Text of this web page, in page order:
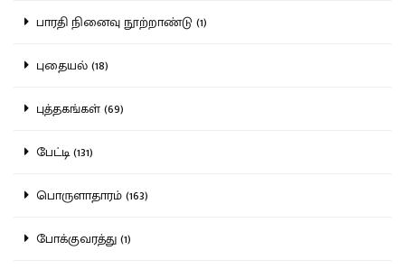
பாரதி நினைவு நூற்றாண்டு (1)
புதையல் (18)
புத்தகங்கள் (69)
பேட்டி (131)
பொருளாதாரம் (163)
போக்குவரத்து (1)